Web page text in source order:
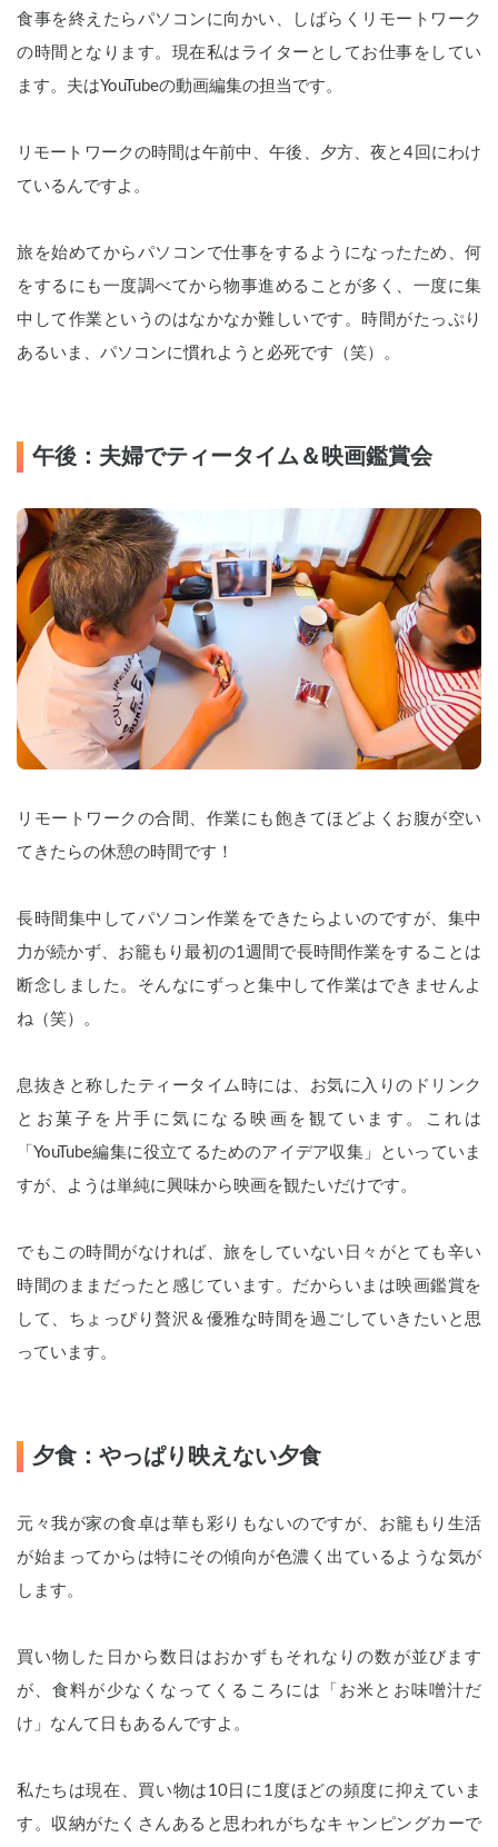
食事を終えたらパソコンに向かい、しばらくリモートワーク
の時間となります。現在私はライターとしてお仕事をしてい
ます。夫はYouTubeの動画編集の担当です。
リモートワークの時間は午前中、午後、夕方、夜と4回にわけ
ているんですよ。
旅を始めてからパソコンで仕事をするようになったため、何
をするにも一度調べてから物事進めることが多く、一度に集
中して作業というのはなかなか難しいです。時間がたっぷり
あるいま、パソコンに慣れようと必死です（笑）。
午後：夫婦でティータイム＆映画鑑賞会
リモートワークの合間、作業にも飽きてほどよくお腹が空い
てきたらの休憩の時間です！
長時間集中してパソコン作業をできたらよいのですが、集中
力が続かず、お籠もり最初の1週間で長時間作業をすることは
断念しました。そんなにずっと集中して作業はできませんよ
ね（笑）。
息抜きと称したティータイム時には、お気に入りのドリンク
とお菓子を片手に気になる映画を観ています。これは
「YouTube編集に役立てるためのアイデア収集」といっていま
すが、ようは単純に興味から映画を観たいだけです。
でもこの時間がなければ、旅をしていない日々がとても辛い
時間のままだったと感じています。だからいまは映画鑑賞を
して、ちょっぴり贅沢＆優雅な時間を過ごしていきたいと思
っています。
夕食：やっぱり映えない夕食
元々我が家の食卓は華も彩りもないのですが、お籠もり生活
が始まってからは特にその傾向が色濃く出ているような気が
します。
買い物した日から数日はおかずもそれなりの数が並びます
が、食料が少なくなってくるころには「お米とお味噌汁だ
け」なんて日もあるんですよ。
私たちは現在、買い物は10日に1度ほどの頻度に抑えていま
す。収納がたくさんあると思われがちなキャンピングカーで